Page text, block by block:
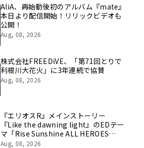
像を公開！
AliA、再始動後初のアルバム『mate』
本日より配信開始！リリックビデオも
公開！
Aug, 08, 2026
株式会社FREEDiVE、「第71回とりで
利根川大花火」に3年連続で協賛
Aug, 08, 2026
『エリオスR』メインストーリー
『Like the dawning light』のEDテー
マ「Rise Sunshine ALL HEROES
Ver.」がフルサイズ配信決定！
Aug, 08, 2026